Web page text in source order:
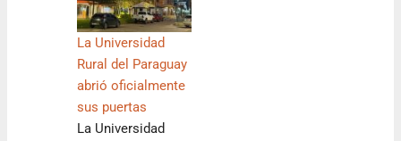
La Universidad
Rural del Paraguay
abrió oficialmente
sus puertas
La Universidad